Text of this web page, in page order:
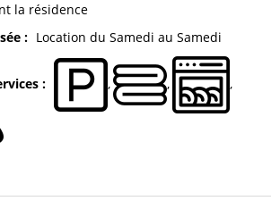
la résidence
: Location du Samedi au Samedi
: